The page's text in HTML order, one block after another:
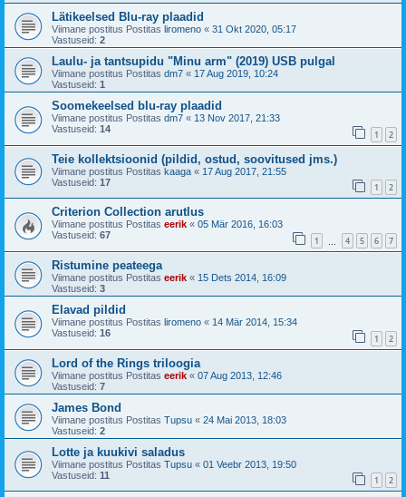
Lätikeelsed Blu-ray plaadid
Viimane postitus Postitas liromeno « 31 Okt 2020, 05:17
Vastuseid: 2
Laulu- ja tantsupidu "Minu arm" (2019) USB pulgal
Viimane postitus Postitas dm7 « 17 Aug 2019, 10:24
Vastuseid: 1
Soomekeelsed blu-ray plaadid
Viimane postitus Postitas dm7 « 13 Nov 2017, 21:33
Vastuseid: 14 1 2
Teie kollektsioonid (pildid, ostud, soovitused jms.)
Viimane postitus Postitas kaaga « 17 Aug 2017, 21:55
Vastuseid: 17 1 2
Criterion Collection arutlus
Viimane postitus Postitas eerik « 05 Mär 2016, 16:03
Vastuseid: 67 1 4 5 6 7
Ristumine peateega
Viimane postitus Postitas eerik « 15 Dets 2014, 16:09
Vastuseid: 3
Elavad pildid
Viimane postitus Postitas liromeno « 14 Mär 2014, 15:34
Vastuseid: 16 1 2
Lord of the Rings triloogia
Viimane postitus Postitas eerik « 07 Aug 2013, 12:46
Vastuseid: 7
James Bond
Viimane postitus Postitas Tupsu « 24 Mai 2013, 18:03
Vastuseid: 2
Lotte ja kuukivi saladus
Viimane postitus Postitas Tupsu « 01 Veebr 2013, 19:50
Vastuseid: 11 1 2